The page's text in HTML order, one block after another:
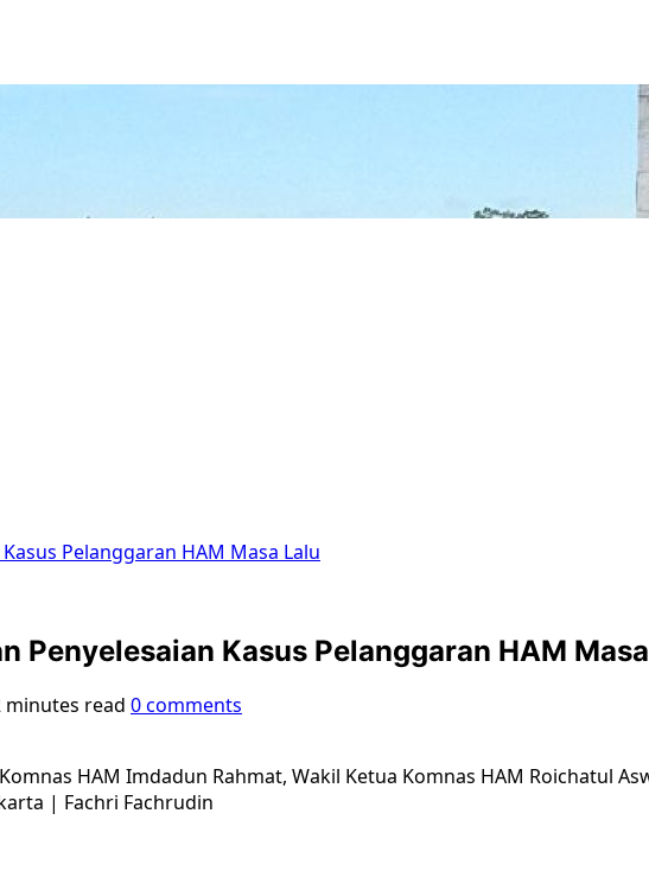
Pelanggaran HAM Masa Lalu
Penyelesaian Kasus Pelanggaran HAM
minutes read 0 comments
HAM Imdadun Rahmat, Wakil Ketua Komnas HAM Roichatul
| Fachri Fachrudin